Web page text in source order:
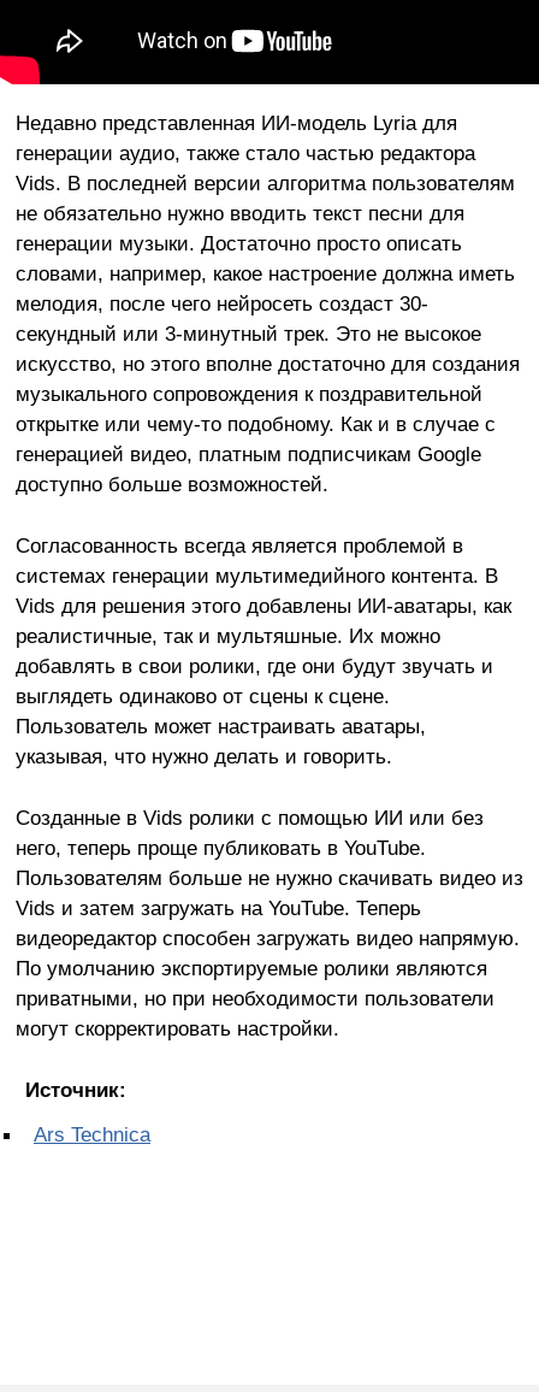
Недавно представленная ИИ-модель Lyria для
генерации аудио, также стало частью редактора
Vids. В последней версии алгоритма пользователям
не обязательно нужно вводить текст песни для
генерации музыки. Достаточно просто описать
словами, например, какое настроение должна иметь
мелодия, после чего нейросеть создаст 30-
секундный или 3-минутный трек. Это не высокое
искусство, но этого вполне достаточно для создания
музыкального сопровождения к поздравительной
открытке или чему-то подобному. Как и в случае с
генерацией видео, платным подписчикам Google
доступно больше возможностей.
Согласованность всегда является проблемой в
системах генерации мультимедийного контента. В
Vids для решения этого добавлены ИИ-аватары, как
реалистичные, так и мультяшные. Их можно
добавлять в свои ролики, где они будут звучать и
выглядеть одинаково от сцены к сцене.
Пользователь может настраивать аватары,
указывая, что нужно делать и говорить.
Созданные в Vids ролики с помощью ИИ или без
него, теперь проще публиковать в YouTube.
Пользователям больше не нужно скачивать видео из
Vids и затем загружать на YouTube. Теперь
видеоредактор способен загружать видео напрямую.
По умолчанию экспортируемые ролики являются
приватными, но при необходимости пользователи
могут скорректировать настройки.
Источник:
Ars Technica